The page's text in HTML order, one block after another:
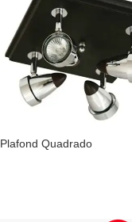
Plafond Quadrado